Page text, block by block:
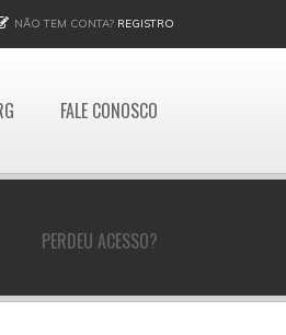
NÃO TEM CONTA? REGISTRO
FALE CONOSCO
PERDEU ACESSO?